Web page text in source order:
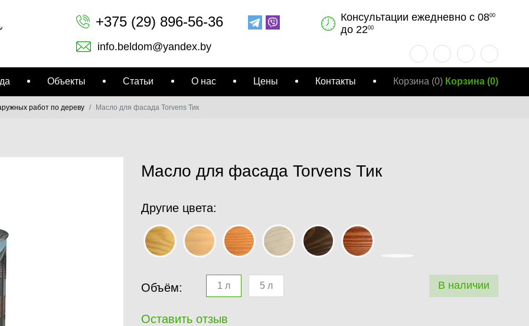
+375 (29) 896-56-36
info.beldom@yandex.by
Консультации ежедневно с 0800
до 2200
Объекты Статьи О нас Цены Контакты Корзина (0) Корзина(0)
работ по дереву Масло для фасада Torvens Тик
Масло для фасада Torvens Тик
Другие цвета:
Объём: 1 л 5 л В наличии
Оставить отзыв